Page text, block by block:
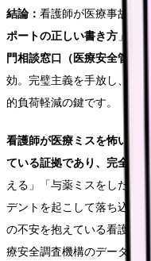
結論： 看護師が医療事故へ
ポートの正しい書き方 」「
門相談窓口（医療安全管理
効。完璧主義を手放し、組
的負荷軽減の鍵です。
看護師が医療ミスを怖いと
ている証拠であり、完全に正
える」「与薬ミスをしたら
デントを起こして落ち込ん
の不安を抱えている看護師
療安全調査機構のデータに